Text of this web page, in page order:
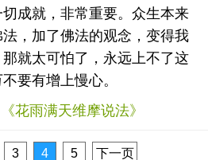
成就，非常重要。众生本来
，加了佛法的观念，变得我
就太可怕了，永远上不了这
要有增上慢心。
花雨满天维摩说法》
3 4 5 下一页